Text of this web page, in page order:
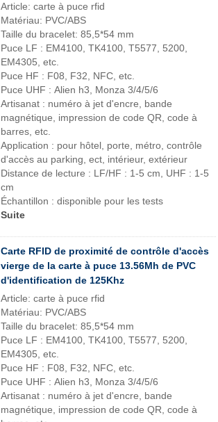
Article: carte à puce rfid
Matériau: PVC/ABS
Taille du bracelet: 85,5*54 mm
Puce LF : EM4100, TK4100, T5577, 5200,
EM4305, etc.
Puce HF : F08, F32, NFC, etc.
Puce UHF : Alien h3, Monza 3/4/5/6
Artisanat : numéro à jet d'encre, bande
magnétique, impression de code QR, code à
barres, etc.
Application : pour hôtel, porte, métro, contrôle
d'accès au parking, ect, intérieur, extérieur
Distance de lecture : LF/HF : 1-5 cm, UHF : 1-5
cm
Échantillon : disponible pour les tests
Suite
Carte RFID de proximité de contrôle d'accès
vierge de la carte à puce 13.56Mh de PVC
d'identification de 125Khz
Article: carte à puce rfid
Matériau: PVC/ABS
Taille du bracelet: 85,5*54 mm
Puce LF : EM4100, TK4100, T5577, 5200,
EM4305, etc.
Puce HF : F08, F32, NFC, etc.
Puce UHF : Alien h3, Monza 3/4/5/6
Artisanat : numéro à jet d'encre, bande
magnétique, impression de code QR, code à